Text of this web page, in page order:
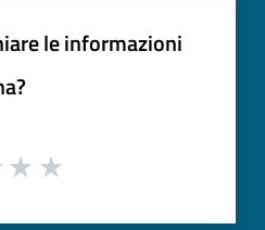
le informazioni